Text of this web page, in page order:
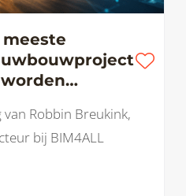
meeste
we ook
van Robbin Breukink,
bij BIM4ALL